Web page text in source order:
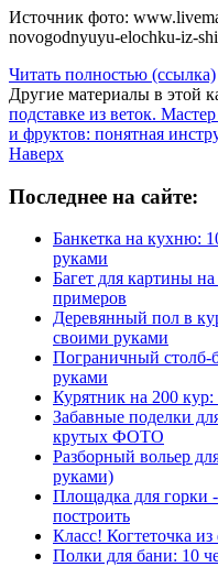
Источник фото:
novogodnyuyu-elochku-iz-
Читать полностью (ссылка)
Другие материалы в этой
подставке из веток. Мастер
и фруктов: понятная
Наверх
Последнее на сайте:
Банкетка на кухню:
руками
Багет для картины
примеров
Деревянный пол в
своими руками
Пограничный столб-
руками
Курятник на 200
Забавные поделки
крутых ФОТО
Разборный вольер
руками)
Площадка для горки
построить
Класс! Когтеточка
Полки для бани: 10